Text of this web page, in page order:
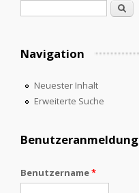
Suche
Navigation
Neuester Inhalt
Erweiterte Suche
Benutzeranmeldung
Benutzername*